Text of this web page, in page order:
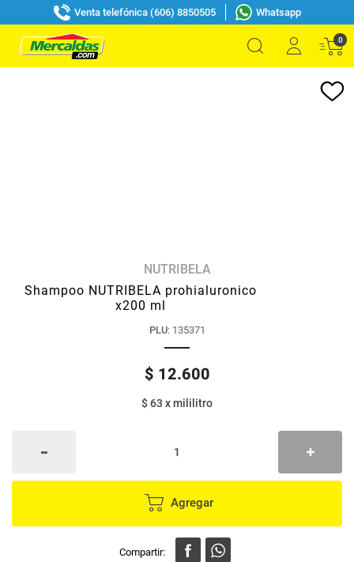
Venta telefónica (606) 8850505 Whatsapp
0
NUTRIBELA
Shampoo NUTRIBELA prohialuronico
x200 ml
PLU: 135371
$ 12.600
$ 63 xmililitro
Agregar